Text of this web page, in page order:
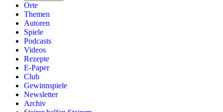
Orte
Themen
Autoren
Spiele
Podcasts
Videos
Rezepte
E-Paper
Club
Gewinnspiele
Newsletter
Archiv